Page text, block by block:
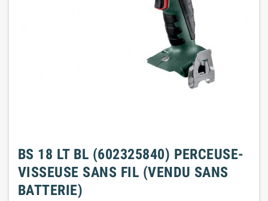
BS 18 LT BL (602325840) PERCEUSE-
VISSEUSE SANS FIL (VENDU SANS
BATTERIE)